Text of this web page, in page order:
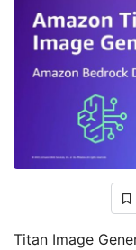
Titan Image